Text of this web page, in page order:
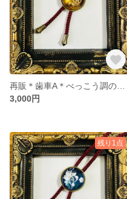
3,000円
残り1点